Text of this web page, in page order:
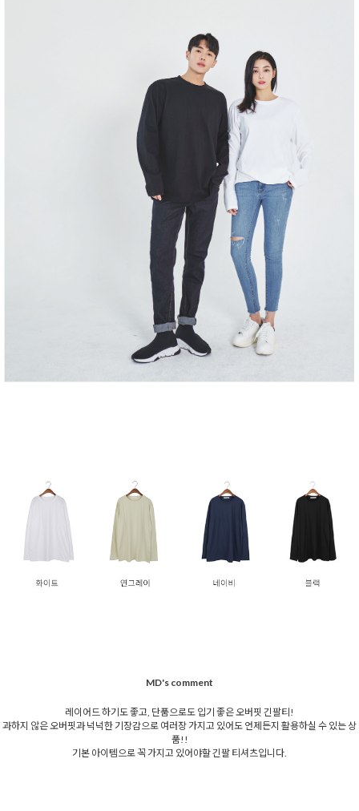
MD's comment
레이어드 하기도 좋고, 단품으로도 입기 좋은 오버핏 긴팔티!
과하지 않은 오버핏과 넉넉한 기장감으로 여러장 가지고 있어도 언제든지 활용하실 수 있는 상
품!!
기본 아이템으로 꼭 가지고 있어야할 긴팔 티셔츠입니다.